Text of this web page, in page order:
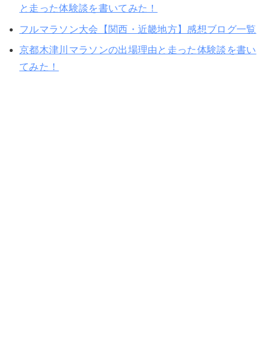
と走った体験談を書いてみた！
フルマラソン大会【関西・近畿地方】感想ブログ一覧
京都木津川マラソンの出場理由と走った体験談を書い
てみた！